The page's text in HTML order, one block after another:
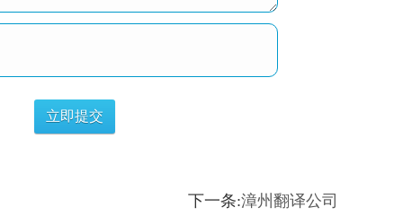
下一条:​漳州翻译公司